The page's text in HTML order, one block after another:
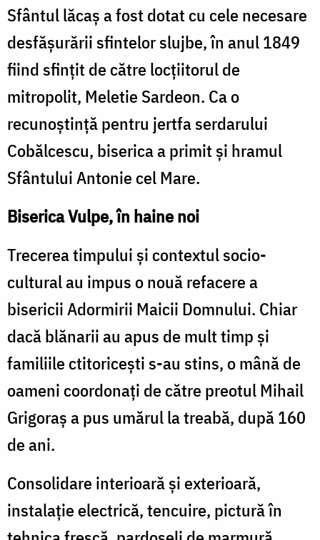
Sfântul lăcaş a fost dotat cu cele necesare
desfăşurării sfintelor slujbe, în anul 1849
fiind sfinţit de către locțiitorul de
mitropolit, Meletie Sardeon. Ca o
recunoștință pentru jertfa serdarului
Cobălcescu, biserica a primit și hramul
Sfântului Antonie cel Mare.
Biserica Vulpe, în haine noi
Trecerea timpului și contextul socio-
cultural au impus o nouă refacere a
bisericii Adormirii Maicii Domnului. Chiar
dacă blănarii au apus de mult timp și
familiile ctitoricești s-au stins, o mână de
oameni coordonați de către preotul Mihail
Grigoraș a pus umărul la treabă, după 160
de ani.
Consolidare interioară și exterioară,
instalaţie electrică, tencuire, pictură în